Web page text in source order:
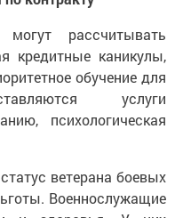
кредитные каникулы,
обучение для
услуги
психологическая
Военнослужащие
и здоровья. У них